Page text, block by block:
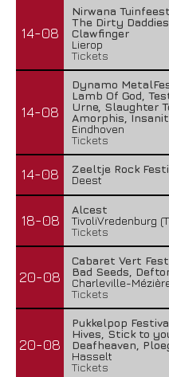
14-08
Nirwana
The Dirty
Clawfinger
Lierop
Tickets
14-08
Dynamo
Lamb Of God,
Urne, Slaughter
Amorphis,
Eindhoven
Tickets
14-08
Zeeltje Rock
Deest
18-08
Alcest
TivoliVredenburg
Tickets
20-08
Cabaret Vert
Bad Seeds,
Charleville-
Tickets
20-08
Pukkelpop
Hives, Stick to
Deafheaven,
Hasselt
Tickets